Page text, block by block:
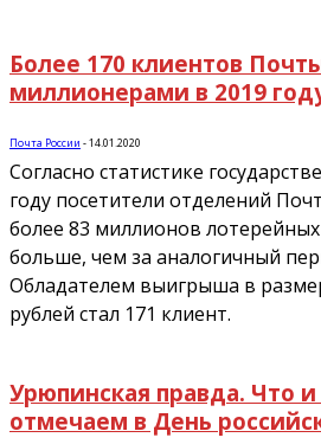
Более 170 клиентов
миллионерами в 2019
Почта России -14.01.2020
Согласно статистике
году посетители отделений
более 83 миллионов
больше, чем за аналогичный
Обладателем выигрыша в
рублей стал 171 клиент.
Урюпинская правда. Что
отмечаем в День